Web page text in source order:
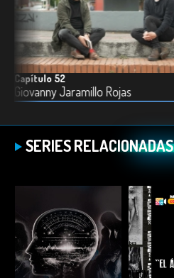
Capítulo 52
Giovanny Jaramillo Rojas
SERIES RELACIONADAS